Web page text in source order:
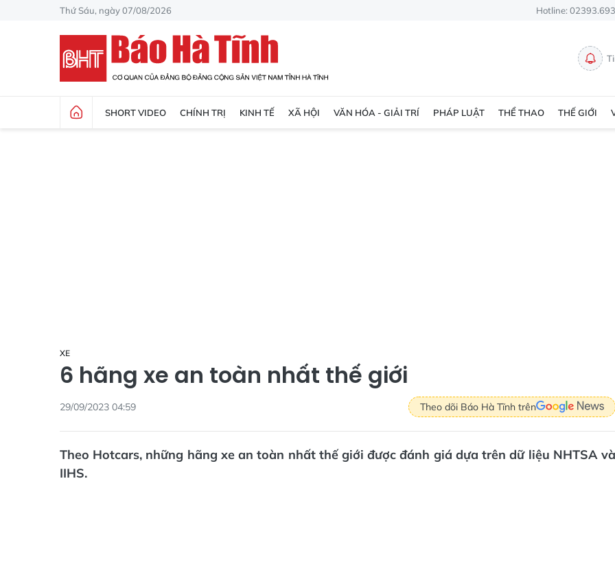
Thứ Sáu, ngày 07/08/2026 Hotline:
SHORT VIDEO CHÍNH TRỊ KINH TẾ XÃ HỘI VĂN HÓA - GIẢI TRÍ PHÁP LUẬT THỂ THAO THẾ GIỚI
XE
6 hãng xe an toàn nhất thế giới
29/09/2023 04:59 Theo dõi Báo Hà Tĩnh trên
Theo Hotcars, những hãng xe an toàn nhất thế giới được đánh giá dựa trên dữ liệu NHTSA và
IIHS.